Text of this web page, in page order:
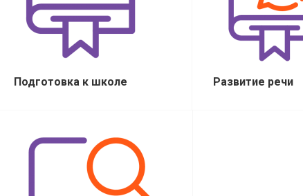
Подготовка к школе Развитие речи